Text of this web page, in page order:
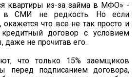
квартиры из-за займа в МФО» -
в СМИ не редкость. Но если
окажется что все не так просто и
договор с условием
даже не прочитав его.
что только 15% заемщиков
перед подписанием договора,